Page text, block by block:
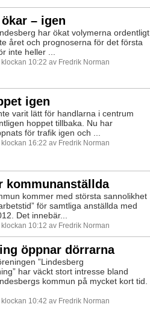
– igen
har ökat volymerna ordentligt
året och prognoserna för det första
inte heller ...
10:22 av Fredrik Norman
igen
varit lätt för handlarna i centrum
hoppet tillbaka. Nu har
för trafik igen och ...
16:22 av Fredrik Norman
kommunanställda
kommer med största sannolikhet
för samtliga anställda med
Det innebär...
10:12 av Fredrik Norman
öppnar dörrarna
”Lindesberg
har väckt stort intresse bland
kommun på mycket kort tid.
10:42 av Fredrik Norman